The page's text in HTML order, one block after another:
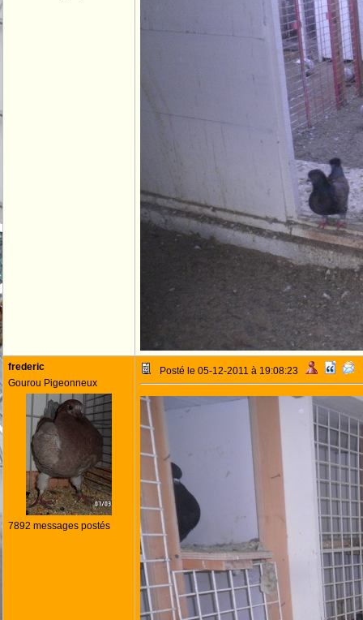
frederic
Gourou Pigeonneux
7892 messages postés
Posté le 05-12-2011 à 19:08:23